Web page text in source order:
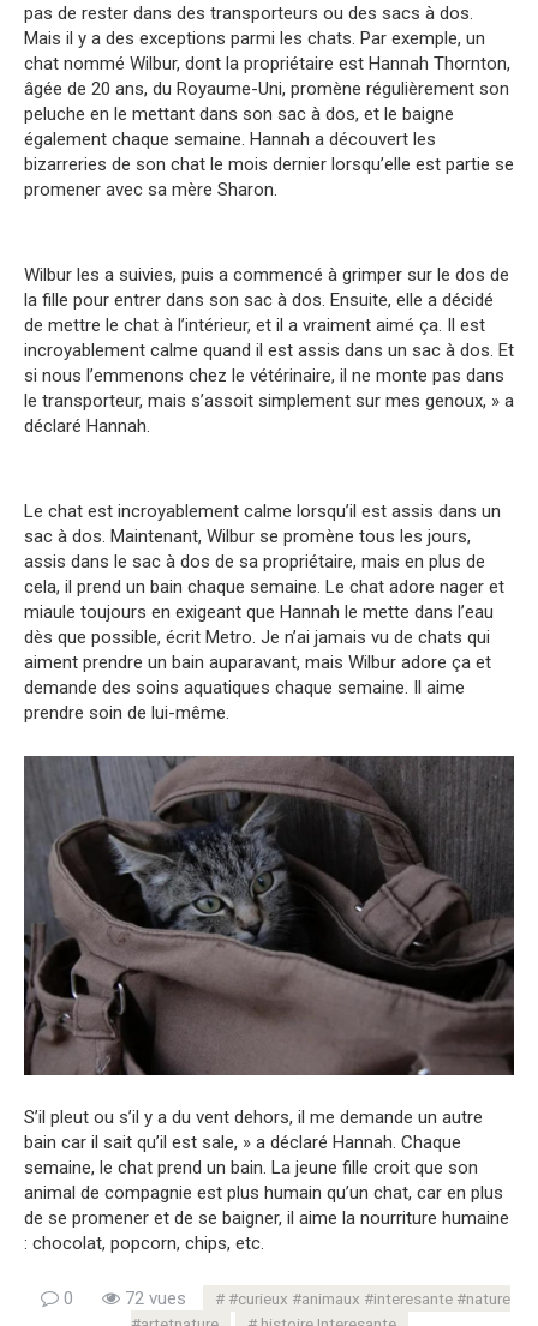
pas de rester dans des transporteurs ou des sacs à dos.
Mais il y a des exceptions parmi les chats. Par exemple, un
chat nommé Wilbur, dont la propriétaire est Hannah Thornton,
âgée de 20 ans, du Royaume-Uni, promène régulièrement son
peluche en le mettant dans son sac à dos, et le baigne
également chaque semaine. Hannah a découvert les
bizarreries de son chat le mois dernier lorsqu’elle est partie se
promener avec sa mère Sharon.
Wilbur les a suivies, puis a commencé à grimper sur le dos de
la fille pour entrer dans son sac à dos. Ensuite, elle a décidé
de mettre le chat à l’intérieur, et il a vraiment aimé ça. Il est
incroyablement calme quand il est assis dans un sac à dos. Et
si nous l’emmenons chez le vétérinaire, il ne monte pas dans
le transporteur, mais s’assoit simplement sur mes genoux, » a
déclaré Hannah.
Le chat est incroyablement calme lorsqu’il est assis dans un
sac à dos. Maintenant, Wilbur se promène tous les jours,
assis dans le sac à dos de sa propriétaire, mais en plus de
cela, il prend un bain chaque semaine. Le chat adore nager et
miaule toujours en exigeant que Hannah le mette dans l’eau
dès que possible, écrit Metro. Je n’ai jamais vu de chats qui
aiment prendre un bain auparavant, mais Wilbur adore ça et
demande des soins aquatiques chaque semaine. Il aime
prendre soin de lui-même.
S’il pleut ou s’il y a du vent dehors, il me demande un autre
bain car il sait qu’il est sale, » a déclaré Hannah. Chaque
semaine, le chat prend un bain. La jeune fille croit que son
animal de compagnie est plus humain qu’un chat, car en plus
de se promener et de se baigner, il aime la nourriture humaine
: chocolat, popcorn, chips, etc.
0 72 vues
#curieux #animaux #interesante #nature